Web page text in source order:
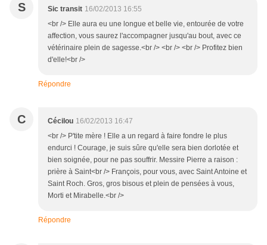
S Sic transit 16/02/2013 16:55
<br /> Elle aura eu une longue et belle vie, entourée de votre
affection, vous saurez l'accompagner jusqu'au bout, avec ce
vétérinaire plein de sagesse.<br /> <br /> <br /> Profitez bien
d'elle!<br />
Répondre
C Cécilou 16/02/2013 16:47
<br /> P'tite mère ! Elle a un regard à faire fondre le plus
endurci ! Courage, je suis sûre qu'elle sera bien dorlotée et
bien soignée, pour ne pas souffrir. Messire Pierre a raison :
prière à Saint<br /> François, pour vous, avec Saint Antoine et
Saint Roch. Gros, gros bisous et plein de pensées à vous,
Morti et Mirabelle.<br />
Répondre